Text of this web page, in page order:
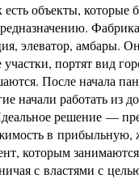
объекты, которые
элеватор, амбары.
портят вид
После начала
начали работать из
решение —
в
которым
с властями с